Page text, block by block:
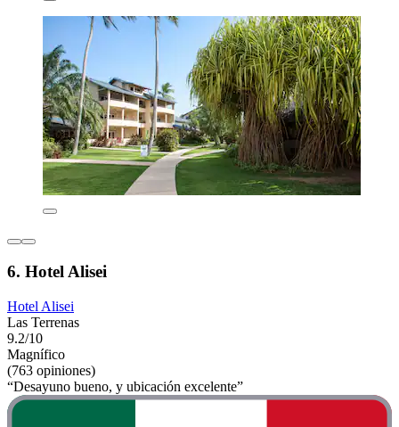
6. Hotel Alisei
Hotel Alisei
Las Terrenas
9.2/10
Magnífico
(763 opiniones)
“Desayuno bueno, y ubicación excelente”